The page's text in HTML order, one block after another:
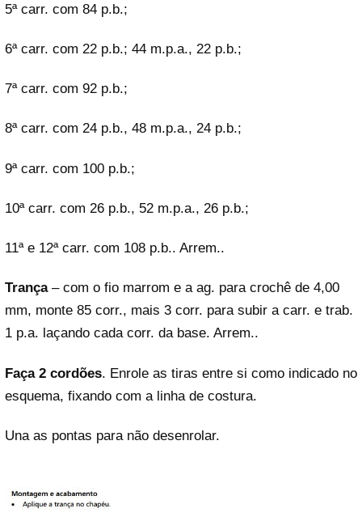
5ª carr. com 84 p.b.;
6ª carr. com 22 p.b.; 44 m.p.a., 22 p.b.;
7ª carr. com 92 p.b.;
8ª carr. com 24 p.b., 48 m.p.a., 24 p.b.;
9ª carr. com 100 p.b.;
10ª carr. com 26 p.b., 52 m.p.a., 26 p.b.;
11ª e 12ª carr. com 108 p.b.. Arrem..
Trança – com o fio marrom e a ag. para crochê de 4,00
mm, monte 85 corr., mais 3 corr. para subir a carr. e trab.
1 p.a. laçando cada corr. da base. Arrem..
Faça 2 cordões. Enrole as tiras entre si como indicado no
esquema, fixando com a linha de costura.
Una as pontas para não desenrolar.